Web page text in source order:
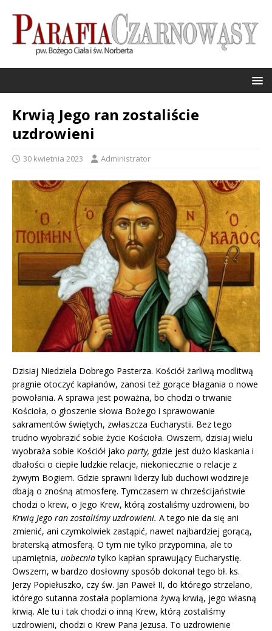
Krwią Jego ran zostaliście
uzdrowieni
30 kwietnia 2023 Administrator
Dzisiaj Niedziela Dobrego Pasterza. Kościół żarliwą modlitwą
pragnie otoczyć kapłanów, zanosi też gorące błagania o nowe
powołania. A sprawa jest poważna, bo chodzi o trwanie
Kościoła, o głoszenie słowa Bożego i sprawowanie
sakramentów świętych, zwłaszcza Eucharystii. Bez tego
trudno wyobrazić sobie życie Kościoła. Owszem, dzisiaj wielu
wyobraża sobie Kościół jako party, gdzie jest dużo klaskania i
dbałości o ciepłe ludzkie relacje, niekoniecznie o relacje z
żywym Bogiem. Gdzie sprawni liderzy lub duchowi wodzireje
dbają o znośną atmosferę. Tymczasem w chrześcijaństwie
chodzi o krew, o Jego Krew, którą zostaliśmy uzdrowieni, bo
Krwią Jego ran zostaliśmy uzdrowieni. A tego nie da się ani
zmienić, ani czymkolwiek zastąpić, nawet najbardziej gorącą,
braterską atmosferą. O tym nie tylko przypomina, ale to
upamiętnia, uobecniatylko kapłan sprawujący Eucharystię.
Owszem, w bardzo dosłowny sposób dokonał tego bł. ks.
Jerzy Popiełuszko, czy św. Jan Paweł II, do którego strzelano,
którego sutanna została poplamiona żywą krwią, jego własną
krwią. Ale tu i tak chodzi o inną Krew, którą zostaliśmy
uzdrowieni, chodzi o Krew Pana Jezusa. To uzdrowienie